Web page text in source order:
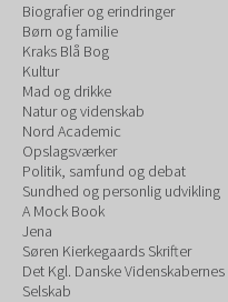
Biografier og erindringer
Børn og familie
Kraks Blå Bog
Kultur
Mad og drikke
Natur og videnskab
Nord Academic
Opslagsværker
Politik, samfund og debat
Sundhed og personlig udvikling
A Mock Book
Jena
Søren Kierkegaards Skrifter
Det Kgl. Danske Videnskabernes
Selskab